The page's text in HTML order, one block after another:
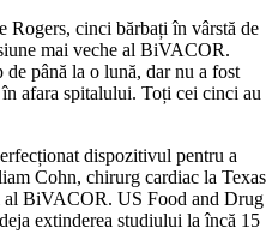
Rogers, cinci bărbați în vârstă de
mai veche al BiVACOR.
până la o lună, dar nu a fost
afara spitalului. Toți cei cinci au
dispozitivul pentru a
Cohn, chirurg cardiac la Texas
al BiVACOR. US Food and Drug
extinderea studiului la încă 15